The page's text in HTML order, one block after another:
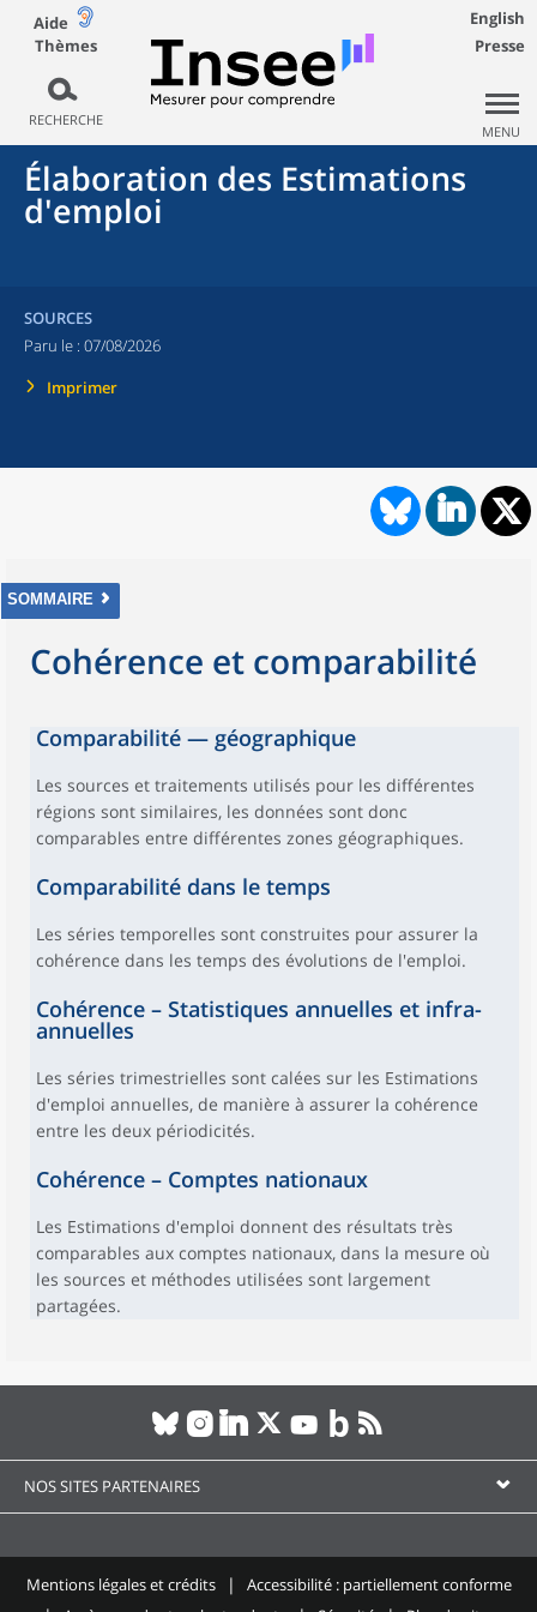
Aide
Thèmes
RECHERCHE
English
Presse
MENU
Élaboration des Estimations
d'emploi
SOURCES
Paru le : 07/08/2026
Imprimer
SOMMAIRE
Cohérence et comparabilité
Comparabilité — géographique
Les sources et traitements utilisés pour les différentes
régions sont similaires, les données sont donc
comparables entre différentes zones géographiques.
Comparabilité dans le temps
Les séries temporelles sont construites pour assurer la
cohérence dans les temps des évolutions de l'emploi.
Cohérence – Statistiques annuelles et infra-
annuelles
Les séries trimestrielles sont calées sur les Estimations
d'emploi annuelles, de manière à assurer la cohérence
entre les deux périodicités.
Cohérence – Comptes nationaux
Les Estimations d'emploi donnent des résultats très
comparables aux comptes nationaux, dans la mesure où
les sources et méthodes utilisées sont largement
partagées.
NOS SITES PARTENAIRES
Mentions légales et crédits
Accessibilité : partiellement conforme